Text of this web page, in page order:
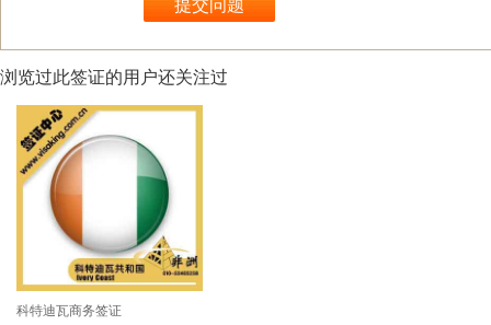
浏览过此签证的用户还关注过
科特迪瓦商务签证